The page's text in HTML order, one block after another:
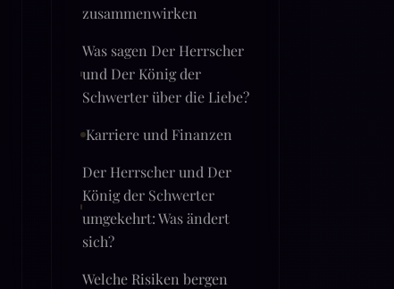
zusammenwirken
Was sagen Der Herrscher
und Der König der
Schwerter über die Liebe?
Karriere und Finanzen
Der Herrscher und Der
König der Schwerter
umgekehrt: Was ändert
sich?
Welche Risiken bergen